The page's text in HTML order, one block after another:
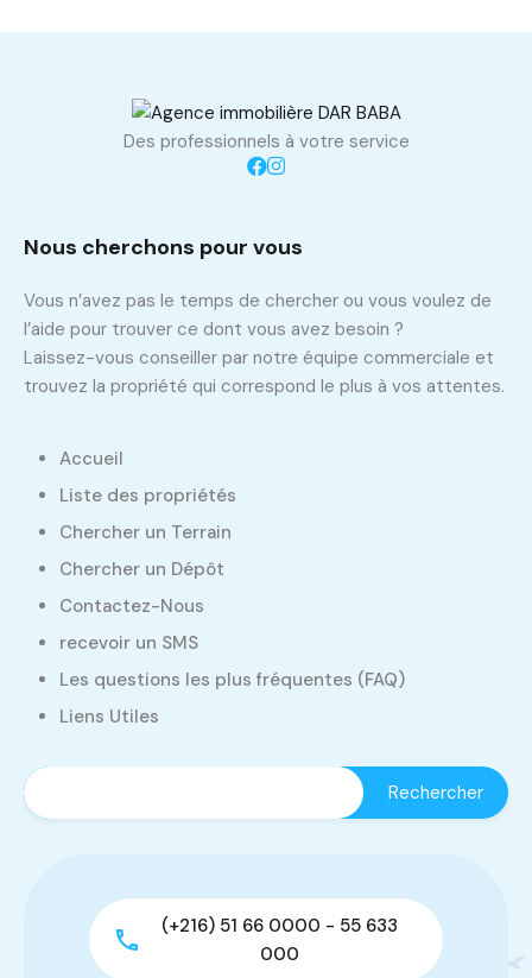
Des professionnels à votre service
Nous cherchons pour vous
Vous n’avez pas le temps de chercher ou vous voulez de
l’aide pour trouver ce dont vous avez besoin ?
Laissez-vous conseiller par notre équipe commerciale et
trouvez la propriété qui correspond le plus à vos attentes.
Accueil
Liste des propriétés
Chercher un Terrain
Chercher un Dépôt
Contactez-Nous
recevoir un SMS
Les questions les plus fréquentes (FAQ)
Liens Utiles
(+216) 51 66 0000 - 55 633
000